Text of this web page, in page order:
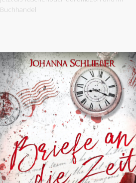
Buchhandel